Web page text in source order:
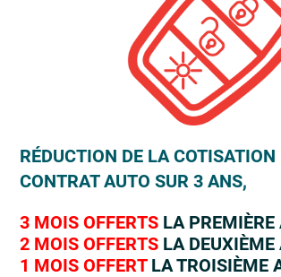
RÉDUCTION DE LA COTISATION
CONTRAT AUTO SUR 3 ANS,
3 MOIS OFFERTS LA PREMIÈRE
2 MOIS OFFERTS LA DEUXIÈME
1 MOIS OFFERT LA TROISIÈME